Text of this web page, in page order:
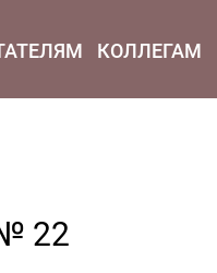
КОЛЛЕГАМ
22